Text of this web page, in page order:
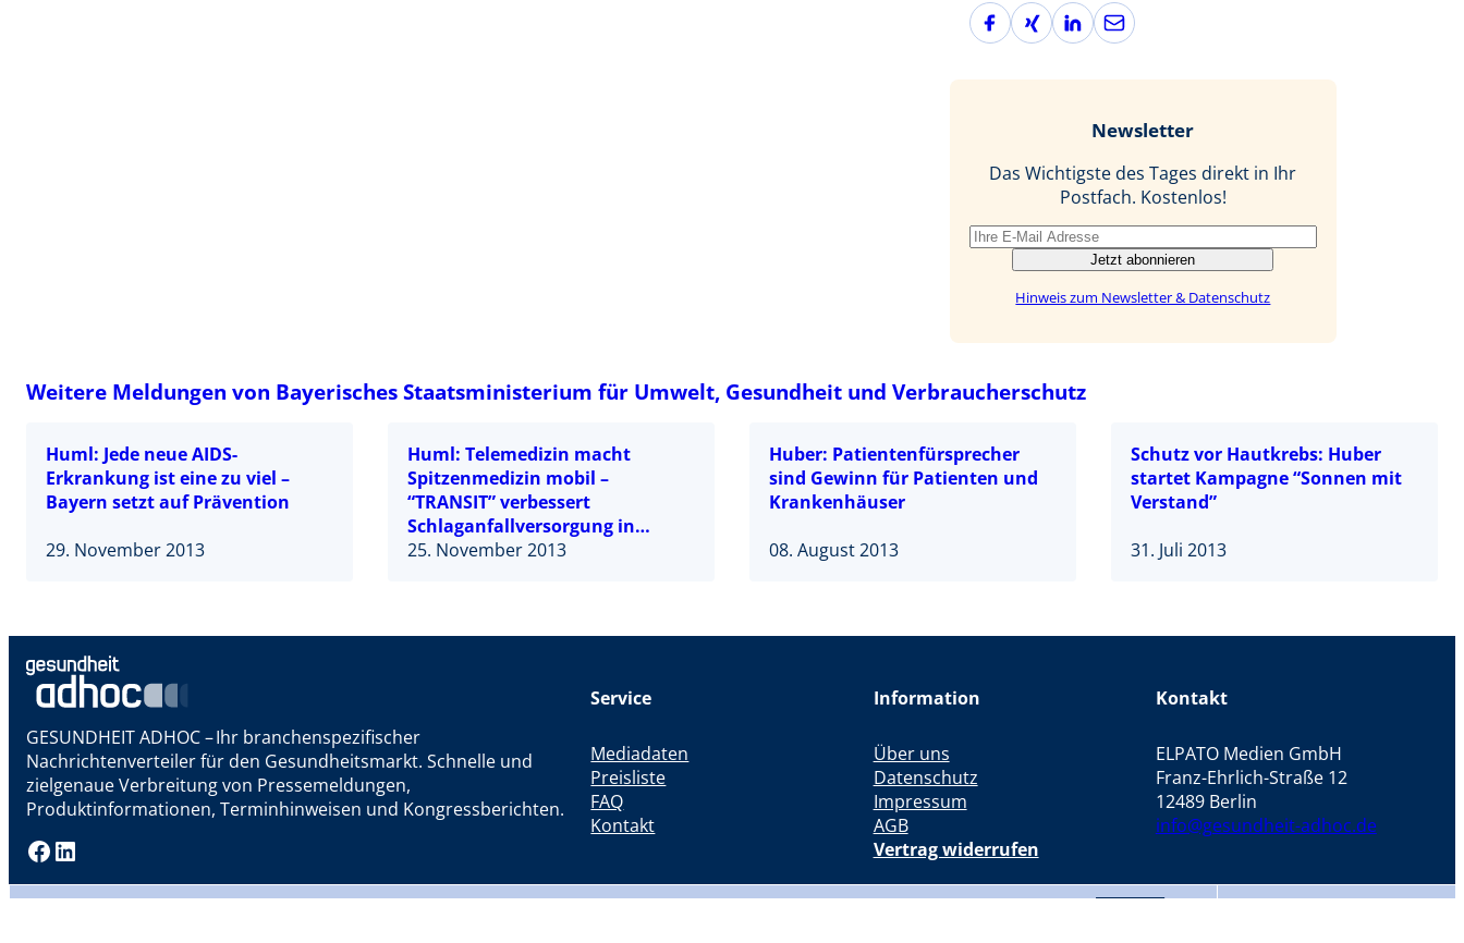
F
a
X
i
L
i
n
E
-
l
Newsletter
Das Wichtigste des Tages direkt in Ihr
Postfach. Kostenlos!
Jetzt abonnieren
Hinweis zum Newsletter & Datenschutz
Weitere Meldungen von Bayerisches Staatsministerium für Umwelt, Gesundheit und Verbraucherschutz
Huml: Jede neue AIDS-
Erkrankung ist eine zu viel –
Bayern setzt auf Prävention
29. November 2013
Huml: Telemedizin macht
Spitzenmedizin mobil –
“TRANSIT” verbessert
Schlaganfallversorgung in
Unterfranken
25. November 2013
Huber: Patientenfürsprecher
sind Gewinn für Patienten und
Krankenhäuser
08. August 2013
Schutz vor Hautkrebs: Huber
startet Kampagne “Sonnen mit
Verstand”
31. Juli 2013
GESUNDHEIT ADHOC – Ihr branchenspezifischer
Nachrichtenverteiler für den Gesundheitsmarkt. Schnelle und
zielgenaue Verbreitung von Pressemeldungen,
Produktinformationen, Terminhinweisen und Kongressberichten.
Facebook LinkedIn
Service
Mediadaten
Preisliste
FAQ
Kontakt
Information
Über uns
Datenschutz
Impressum
AGB
Vertrag widerrufen
Kontakt
ELPATO Medien GmbH
Franz-Ehrlich-Straße 12
12489 Berlin
info@gesundheit-adhoc.de